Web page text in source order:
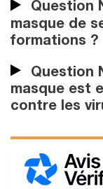
Question
masque de
formations ?
Question
masque est
contre les